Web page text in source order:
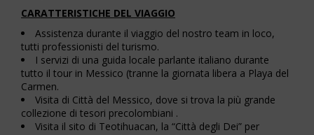
CARATTERISTICHE DEL VIAGGIO
Assistenza durante il viaggio del nostro team in loco,
tutti professionisti del turismo.
I servizi di una guida locale parlante italiano durante
tutto il tour in Messico (tranne la giornata libera a Playa del
Carmen.
Visita di Città del Messico, dove si trova la più grande
collezione di tesori precolombiani .
Visita il sito di Teotihuacan, la “Città degli Dei” per